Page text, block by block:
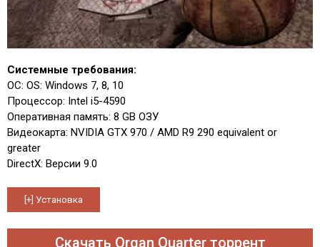
Системные требования:
ОС: OS: Windows 7, 8, 10
Процессор: Intel i5-4590
Оперативная память: 8 GB ОЗУ
Видеокарта: NVIDIA GTX 970 / AMD R9 290 equivalent or
greater
DirectX: Версии 9.0
Скачать Organ Quarter торрент